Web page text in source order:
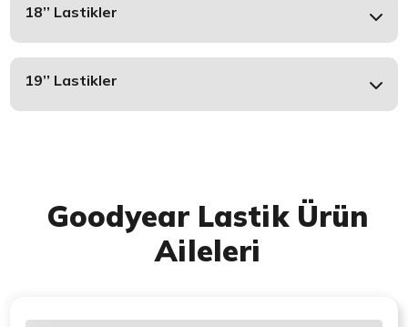
18’’ Lastikler
19’’ Lastikler
Goodyear Lastik Ürün
Aileleri